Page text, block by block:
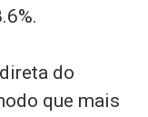
do
que mais